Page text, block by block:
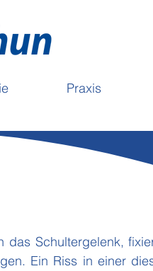
Praxis
das Schultergelenk,
Ein Riss in einer